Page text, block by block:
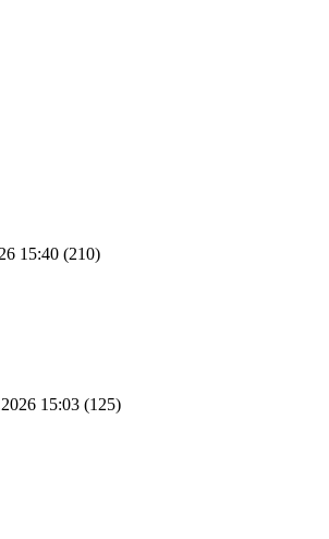
15:40 (210)
15:03 (125)